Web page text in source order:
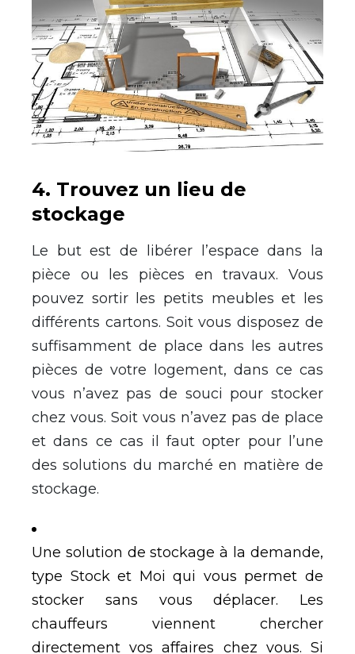
4. Trouvez un lieu de
stockage
Le but est de libérer l’espace dans la
pièce ou les pièces en travaux. Vous
pouvez sortir les petits meubles et les
différents cartons. Soit vous disposez de
suffisamment de place dans les autres
pièces de votre logement, dans ce cas
vous n’avez pas de souci pour stocker
chez vous. Soit vous n’avez pas de place
et dans ce cas il faut opter pour l’une
des solutions du marché en matière de
stockage.
Une solution de stockage à la demande,
type Stock et Moi qui vous permet de
stocker sans vous déplacer. Les
chauffeurs viennent chercher
directement vos affaires chez vous. Si